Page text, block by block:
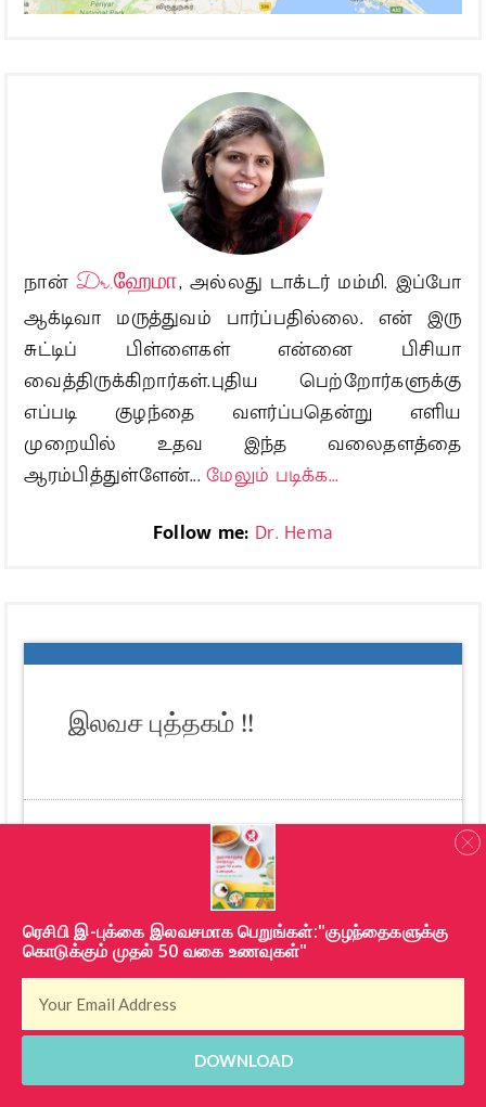
நான்Dr.ஹேமா, அல்லது டாக்டர் மம்மி. இப்போ
ஆக்டிவா மருத்துவம் பார்ப்பதில்லை. என் இரு
சுட்டிப் பிள்ளைகள் என்னை பிசியா
வைத்திருக்கிறார்கள்.புதிய பெற்றோர்களுக்கு
எப்படி குழந்தை வளர்ப்பதென்று எளிய
முறையில் உதவ இந்த வலைதளத்தை
ஆரம்பித்துள்ளேன்...மேலும் படிக்க...
Follow me: Dr. Hema
இலவச புத்தகம் !!
மின்னஞ்சல் முகவரி
பதிவு செய்யுங்கள்
​ரெசிபி இ-புக்கை இலவசமாக பெறுங்கள்:"குழந்தைகளுக்கு
கொடுக்கும் முதல் 50 வகை உணவுகள்"
DOWNLOAD